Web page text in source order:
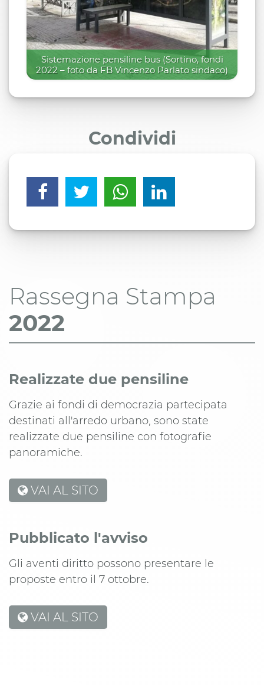
Sistemazione pensiline bus (Sortino, fondi
2022 – foto da FB Vincenzo Parlato sindaco)
Condividi
Rassegna Stampa
2022
Realizzate due pensiline
Grazie ai fondi di democrazia partecipata
destinati all'arredo urbano, sono state
realizzate due pensiline con fotografie
panoramiche.
VAI AL SITO
Pubblicato l'avviso
Gli aventi diritto possono presentare le
proposte entro il 7 ottobre.
VAI AL SITO